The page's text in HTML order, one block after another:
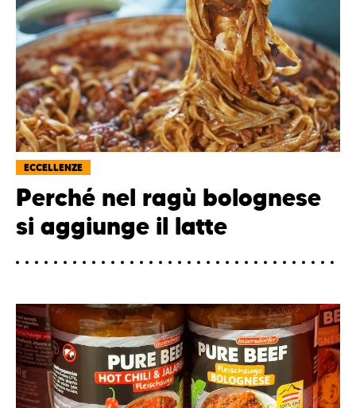
ECCELLENZE
Perché nel ragù bolognese
si aggiunge il latte